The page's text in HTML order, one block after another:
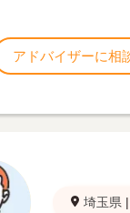
アドバイザーに相
埼玉県 |